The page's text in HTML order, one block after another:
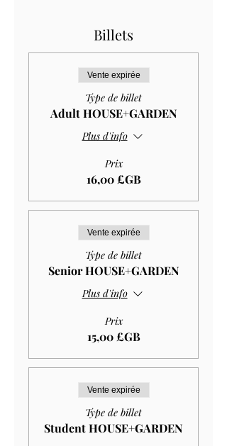
Billets
Vente expirée
Type de billet
Adult HOUSE+GARDEN
Plus d'info
Prix
16,00 £GB
Vente expirée
Type de billet
Senior HOUSE+GARDEN
Plus d'info
Prix
15,00 £GB
Vente expirée
Type de billet
Student HOUSE+GARDEN